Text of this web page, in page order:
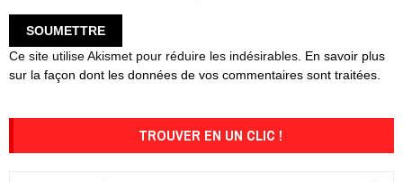
Ce site utilise Akismet pour réduire les indésirables. En savoir plus
sur la façon dont les données de vos commentaires sont traitées
TROUVER EN UN CLIC !